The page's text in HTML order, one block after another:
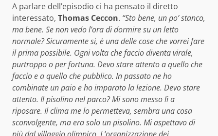
A parlare dell’episodio ci ha pensato il diretto
interessato, Thomas Ceccon. “Sto bene, un po’ stanco,
ma bene. Se non vedo l’ora di dormire su un letto
normale? Sicuramente sì, è una delle cose che vorrei fare
il prima possibile. Ogni volta che faccio diventa virale,
purtroppo o per fortuna. Devo stare attento a quello che
faccio e a quello che pubblico. In passato ne ho
combinate un paio e ho imparato la lezione. Devo stare
attento. Il pisolino nel parco? Mi sono messo lì a
riposare. Il clima me lo permetteva, sembra una cosa
sconvolgente, ma era solo un pisolino. Mi aspettavo di